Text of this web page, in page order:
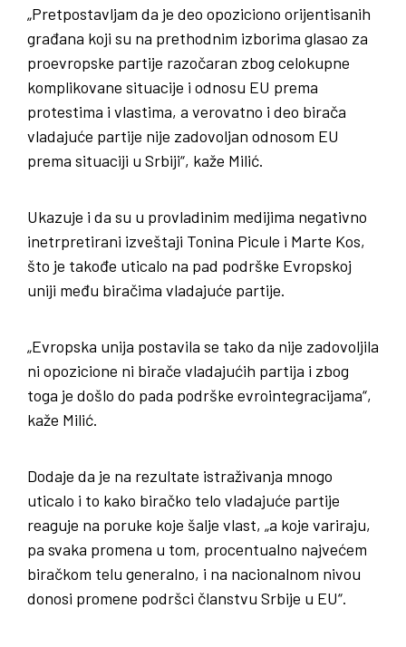
„Pretpostavljam da je deo opoziciono orijentisanih
građana koji su na prethodnim izborima glasao za
proevropske partije razočaran zbog celokupne
komplikovane situacije i odnosu EU prema
protestima i vlastima, a verovatno i deo birača
vladajuće partije nije zadovoljan odnosom EU
prema situaciji u Srbiji“, kaže Milić.
Ukazuje i da su u provladinim medijima negativno
inetrpretirani izveštaji Tonina Picule i Marte Kos,
što je takođe uticalo na pad podrške Evropskoj
uniji među biračima vladajuće partije.
„Evropska unija postavila se tako da nije zadovoljila
ni opozicione ni birače vladajućih partija i zbog
toga je došlo do pada podrške evrointegracijama“,
kaže Milić.
Dodaje da je na rezultate istraživanja mnogo
uticalo i to kako biračko telo vladajuće partije
reaguje na poruke koje šalje vlast, „a koje variraju,
pa svaka promena u tom, procentualno najvećem
biračkom telu generalno, i na nacionalnom nivou
donosi promene podršci članstvu Srbije u EU“.